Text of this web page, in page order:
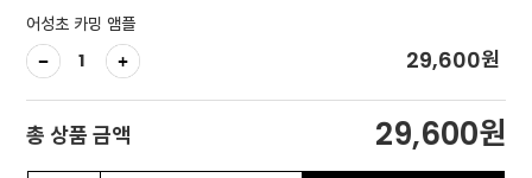
어성초 카밍 앰플
29,600원
총 상품 금액 29,600원